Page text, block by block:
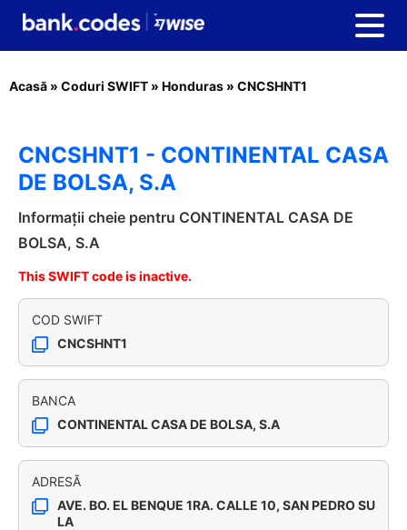
Acasă » Coduri SWIFT » Honduras » CNCSHNT1
CNCSHNT1 - CONTINENTAL CASA
DE BOLSA, S.A
Informații cheie pentru CONTINENTAL CASA DE
BOLSA, S.A
This SWIFT code is inactive.
COD SWIFT
CNCSHNT1
BANCA
CONTINENTAL CASA DE BOLSA, S.A
ADRESĂ
AVE. BO. EL BENQUE 1RA. CALLE 10, SAN PEDRO SU
LA